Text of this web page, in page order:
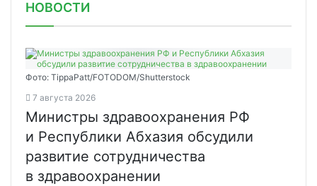
НОВОСТИ
Фото: TippaPatt/FOTODOM/Shutterstock
7 августа 2026
Министры здравоохранения РФ
и Республики Абхазия обсудили
развитие сотрудничества
в здравоохранении